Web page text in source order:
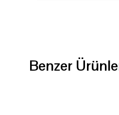
Benzer